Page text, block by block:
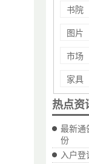
书院
图片
市场
家具
热点资
最新通
份
入户